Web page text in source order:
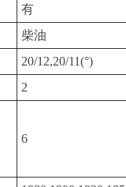
有
柴油
20/12,20/11(°)
2
6